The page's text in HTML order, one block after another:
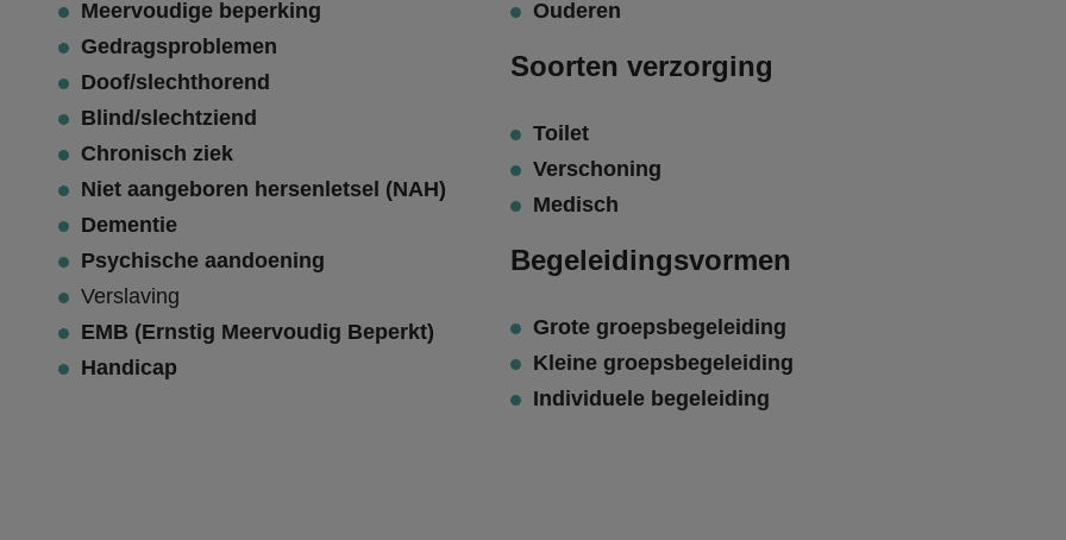
Meervoudige beperking
Gedragsproblemen
Doof/slechthorend
Blind/slechtziend
Chronisch ziek
Niet aangeboren hersenletsel (NAH)
Dementie
Psychische aandoening
Verslaving
EMB (Ernstig Meervoudig Beperkt)
Handicap
Ouderen
Soorten verzorging
Toilet
Verschoning
Medisch
Begeleidingsvormen
Grote groepsbegeleiding
Kleine groepsbegeleiding
Individuele begeleiding